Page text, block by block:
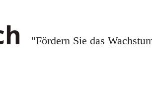
"Fördern Sie das